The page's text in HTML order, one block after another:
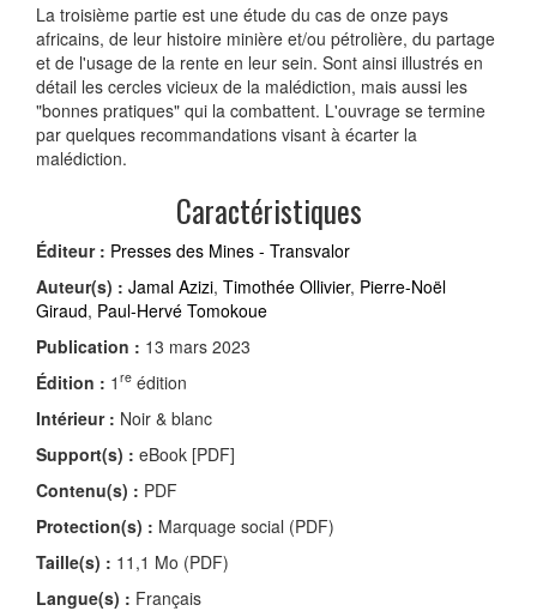
La troisième partie est une étude du cas de onze pays
africains, de leur histoire minière et/ou pétrolière, du partage
et de l'usage de la rente en leur sein. Sont ainsi illustrés en
détail les cercles vicieux de la malédiction, mais aussi les
"bonnes pratiques" qui la combattent. L'ouvrage se termine
par quelques recommandations visant à écarter la
malédiction.
Caractéristiques
Éditeur : Presses des Mines - Transvalor
Auteur(s) : Jamal Azizi, Timothée Ollivier, Pierre-Noël
Giraud, Paul-Hervé Tomokoue
Publication : 13 mars 2023
Édition : 1 re édition
Intérieur : Noir & blanc
Support(s) : eBook [PDF]
Contenu(s) : PDF
Protection(s) : Marquage social (PDF)
Taille(s) : 11,1 Mo (PDF)
Langue(s) : Français